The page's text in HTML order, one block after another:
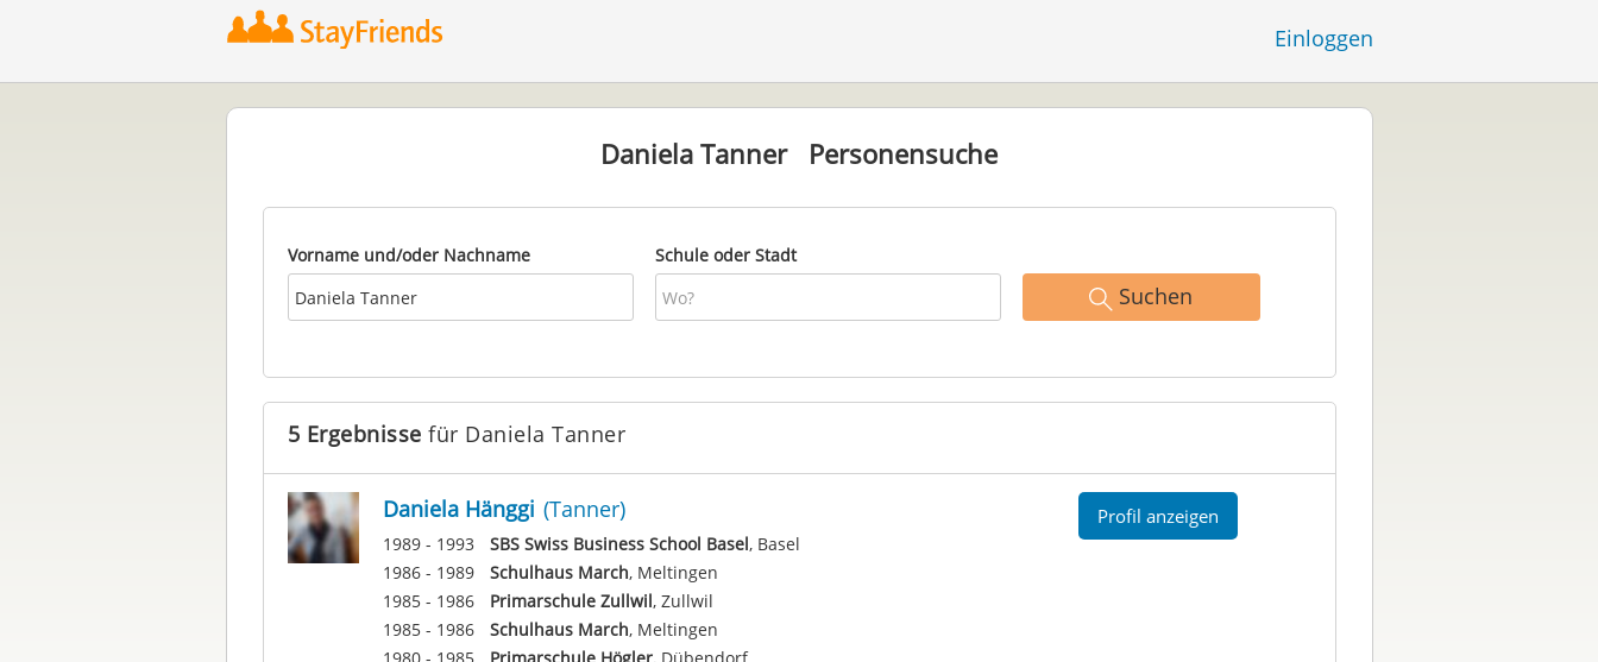
Einloggen
Daniela TannerPersonensuche
Vorname und/oder Nachname Schule oder Stadt
Suchen
5 Ergebnisse für Daniela Tanner
Daniela Hänggi (Tanner)
1989 - 1993 SBS Swiss Business School Basel, Basel
1986 - 1989
Schulhaus March, Meltingen
1985 - 1986
Primarschule Zullwil, Zullwil
1985 - 1986
Schulhaus March, Meltingen
Profil anzeigen